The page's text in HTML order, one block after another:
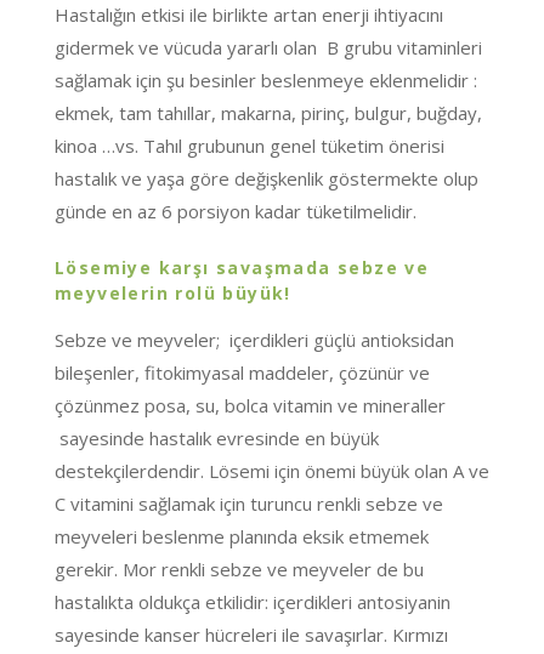
Hastalığın etkisi ile birlikte artan enerji ihtiyacını
gidermek ve vücuda yararlı olan B grubu vitaminleri
sağlamak için şu besinler beslenmeye eklenmelidir :
ekmek, tam tahıllar, makarna, pirinç, bulgur, buğday,
kinoa …vs. Tahıl grubunun genel tüketim önerisi
hastalık ve yaşa göre değişkenlik göstermekte olup
günde en az 6 porsiyon kadar tüketilmelidir.
Lösemiye karşı savaşmada sebze ve
meyvelerin rolü büyük!
Sebze ve meyveler; içerdikleri güçlü antioksidan
bileşenler, fitokimyasal maddeler, çözünür ve
çözünmez posa, su, bolca vitamin ve mineraller
sayesinde hastalık evresinde en büyük
destekçilerdendir. Lösemi için önemi büyük olan A ve
C vitamini sağlamak için turuncu renkli sebze ve
meyveleri beslenme planında eksik etmemek
gerekir. Mor renkli sebze ve meyveler de bu
hastalıkta oldukça etkilidir: içerdikleri antosiyanin
sayesinde kanser hücreleri ile savaşırlar. Kırmızı